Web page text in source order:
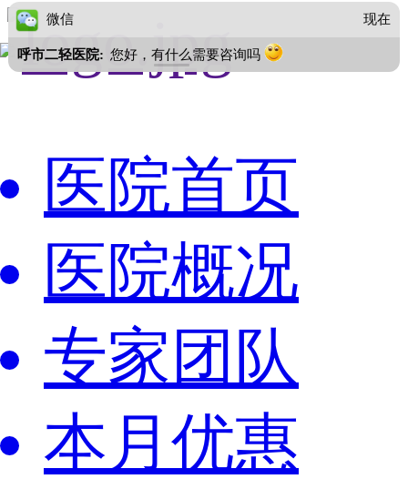
医院首页
医院概况
专家团队
本月优惠
微信 现在
呼市二轻医院: 您好，有什么需要咨询吗